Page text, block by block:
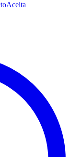
Aceita